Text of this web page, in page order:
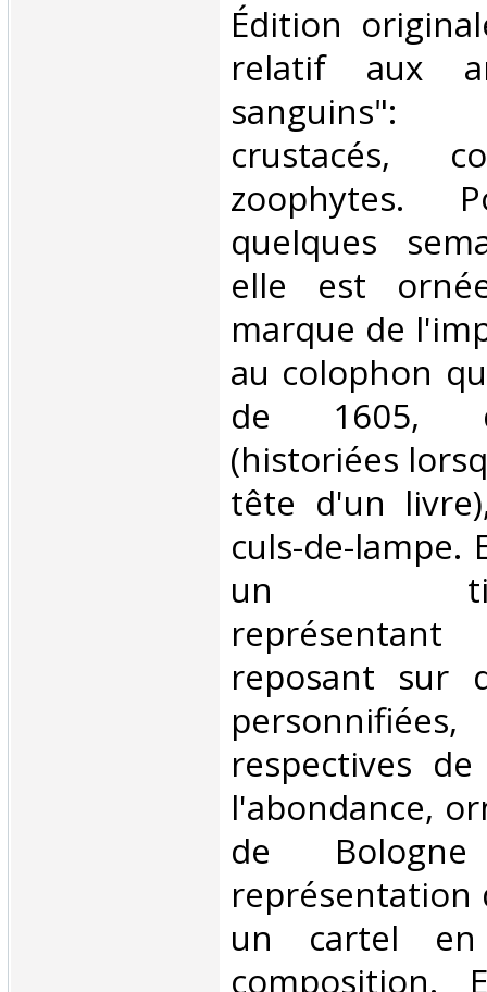
‎Édition
relatif aux
sanguins":
crustacés,
zoophytes.
quelques
elle est
marque de
au colophon
de 1605,
(historiées
tête d'un
culs-de-lampe.
un titre-
reposant sur
respectives
l'abondance,
de
représentation
un cartel
composition.